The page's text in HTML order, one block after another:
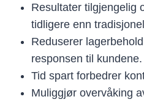
Resultater tilgjengelig
tidligere enn
Reduserer
responsen til kundene.
Tid spart forbedrer
Muliggjør overvåking